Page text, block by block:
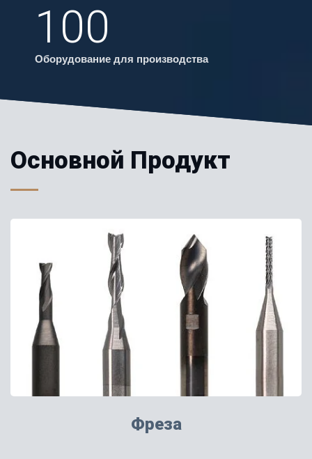
100
Оборудование для производства
Основной Продукт
Фреза